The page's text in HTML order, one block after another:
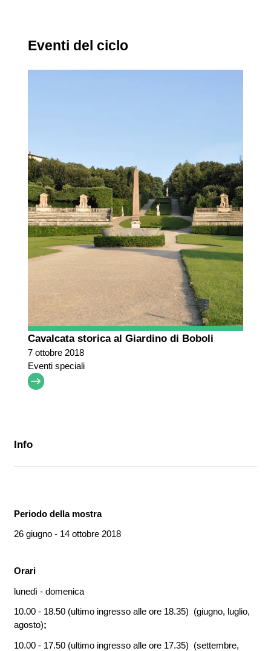
Eventi del ciclo
Cavalcata storica al Giardino di Boboli
7 ottobre 2018
Eventi speciali
Info
Periodo della mostra
26 giugno - 14 ottobre 2018
Orari
lunedì - domenica
10.00 - 18.50 (ultimo ingresso alle ore 18.35) (giugno, luglio,
agosto);
10.00 - 17.50 (ultimo ingresso alle ore 17.35) (settembre,